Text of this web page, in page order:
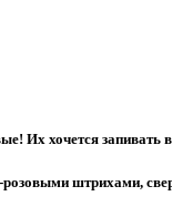
Их хочется запивать
штрихами,